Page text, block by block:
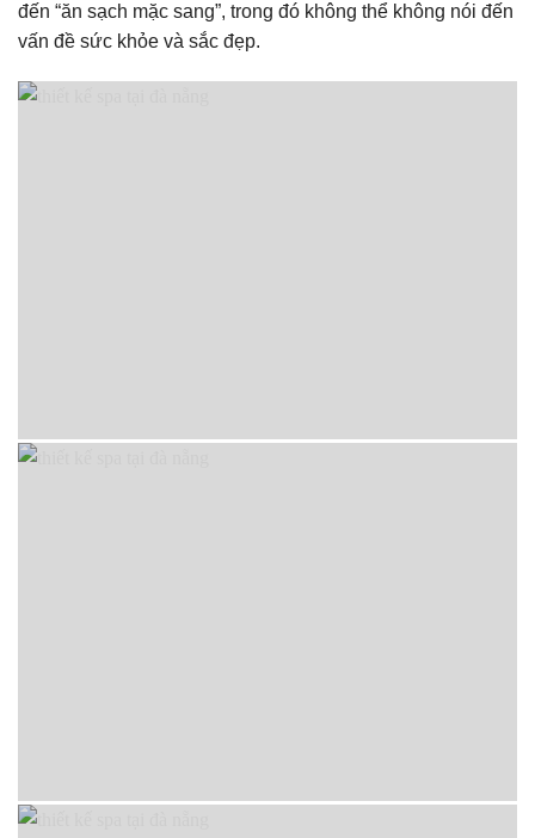
đến “ăn sạch mặc sang”, trong đó không thể không nói đến
vấn đề sức khỏe và sắc đẹp.